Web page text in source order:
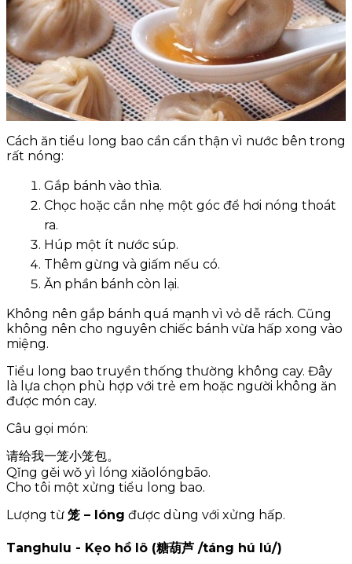
Cách ăn tiểu long bao cần cẩn thận vì nước bên trong
rất nóng:
Gắp bánh vào thìa.
Chọc hoặc cắn nhẹ một góc để hơi nóng thoát
ra.
Húp một ít nước súp.
Thêm gừng và giấm nếu có.
Ăn phần bánh còn lại.
Không nên gắp bánh quá mạnh vì vỏ dễ rách. Cũng
không nên cho nguyên chiếc bánh vừa hấp xong vào
miệng.
Tiểu long bao truyền thống thường không cay. Đây
là lựa chọn phù hợp với trẻ em hoặc người không ăn
được món cay.
Câu gọi món:
请给我一笼小笼包。
Qǐng gěi wǒ yì lóng xiǎolóngbāo.
Cho tôi một xửng tiểu long bao.
Lượng từ 笼 – lóng được dùng với xửng hấp.
Tanghulu - Kẹo hồ lô (糖葫芦 /táng hú lú/)